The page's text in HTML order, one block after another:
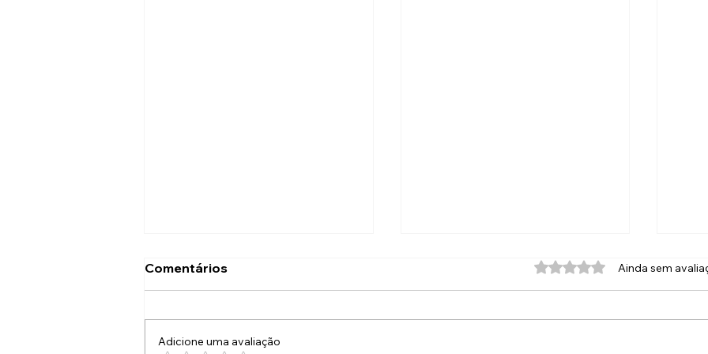
O Busão do Guilherme
Eu vivi a minha vida pegando o
fui criado para burguês. Nunca
Lugar para Tudo
Há duas maneiras de encarar o
Comentários Avaliado com 0 de 5
Ainda sem
Adicione uma avaliação